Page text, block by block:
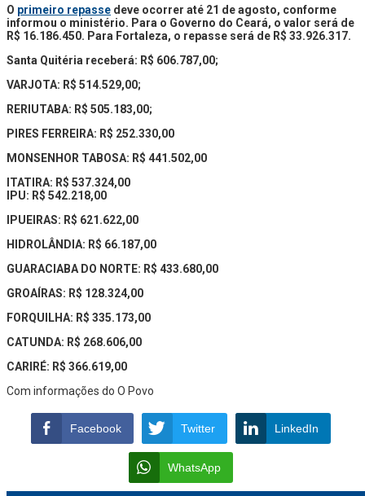
O primeiro repasse deve ocorrer até 21 de agosto, conforme
informou o ministério. Para o Governo do Ceará, o valor será de
R$ 16.186.450. Para Fortaleza, o repasse será de R$ 33.926.317.
Santa Quitéria receberá: R$ 606.787,00;
VARJOTA: R$ 514.529,00;
RERIUTABA: R$ 505.183,00;
PIRES FERREIRA: R$ 252.330,00
MONSENHOR TABOSA: R$ 441.502,00
ITATIRA: R$ 537.324,00
IPU: R$ 542.218,00
IPUEIRAS: R$ 621.622,00
HIDROLÂNDIA: R$ 66.187,00
GUARACIABA DO NORTE: R$ 433.680,00
GROAÍRAS: R$ 128.324,00
FORQUILHA: R$ 335.173,00
CATUNDA: R$ 268.606,00
CARIRÉ: R$ 366.619,00
Com informações do O Povo
Facebook Twitter LinkedIn
WhatsApp